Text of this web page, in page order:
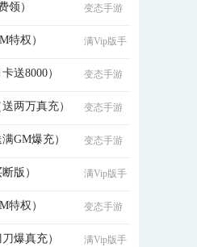
领） 变态手游
特权）
满Vip版手
送8000） 变态手游
两万真充） 变态手游
GM爆充） 变态手游
版）
满Vip版手
特权） 变态手游
爆真充）
满Vip版手